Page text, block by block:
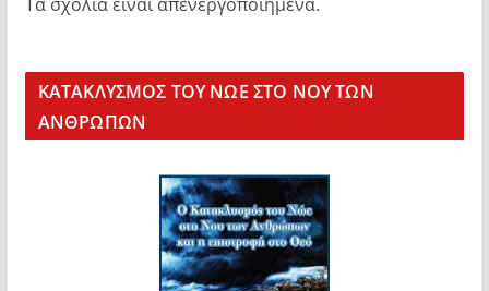
KΑΤΑΚΛΥΣΜΟΣ ΤΟΥ ΝΩΕ ΣΤΟ ΝΟΥ ΤΩΝ
ΑΝΘΡΩΠΩΝ